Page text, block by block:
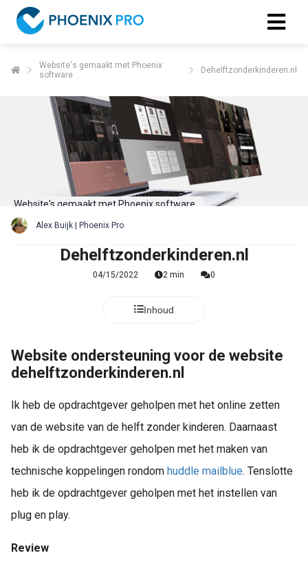
Website's gemaakt met Phoenix
software
Dehelftzonderkinderen.nl
Website's gemaakt met Phoenix software
Alex Buijk | Phoenix Pro
Dehelftzonderkinderen.nl
04/15/2022 2 min 0
Inhoud
Website ondersteuning voor de website
dehelftzonderkinderen.nl
Ik heb de opdrachtgever geholpen met het online zetten
van de website van de helft zonder kinderen. Daarnaast
heb ik de opdrachtgever geholpen met het maken van
technische koppelingen rondom huddle mailblue. Tenslotte
heb ik de opdrachtgever geholpen met het instellen van
plug en play.
Review